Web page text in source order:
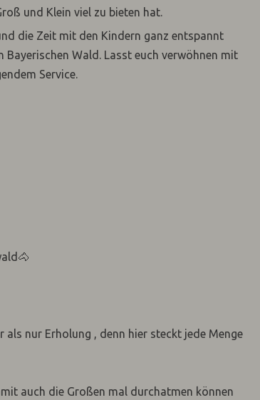
und Klein viel zu bieten hat.
die Zeit mit den Kindern ganz entspannt
Wald. Lasst euch verwöhnen mit
Service.
nur Erholung , denn hier steckt jede Menge
auch die Großen mal durchatmen können